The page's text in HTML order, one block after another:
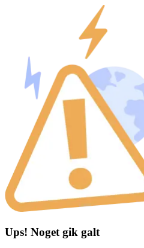
Ups! Noget gik galt